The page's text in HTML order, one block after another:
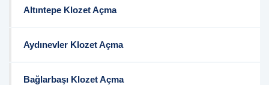
Altıntepe Klozet Açma
Aydınevler Klozet Açma
Bağlarbaşı Klozet Açma